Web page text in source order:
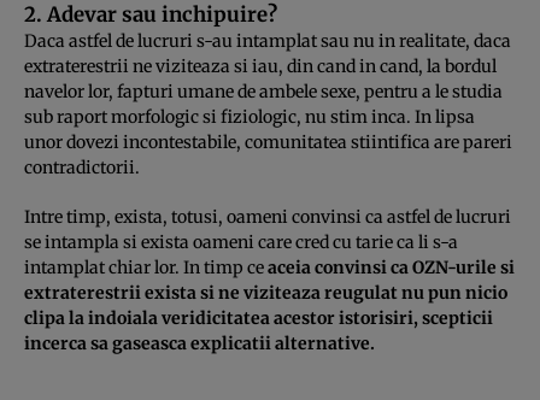
2. Adevar sau inchipuire?
Daca astfel de lucruri s-au intamplat sau nu in realitate, daca
extraterestrii ne viziteaza si iau, din cand in cand, la bordul
navelor lor, fapturi umane de ambele sexe, pentru a le studia
sub raport morfologic si fiziologic, nu stim inca. In lipsa
unor dovezi incontestabile, comunitatea stiintifica are pareri
contradictorii.
Intre timp, exista, totusi, oameni convinsi ca astfel de lucruri
se intampla si exista oameni care cred cu tarie ca li s-a
intamplat chiar lor. In timp ceaceia convinsi ca OZN-urile si
extraterestrii exista si ne viziteaza reugulat nu pun nicio
clipa la indoiala veridicitatea acestor istorisiri, scepticii
incerca sa gaseasca explicatii alternative.